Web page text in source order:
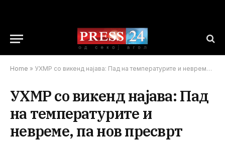
Home » УХМР со викенд најава: Пад на температурите и невреме, па нов пресврт
УХМР со викенд најава: Пад
на температурите и
невреме, па нов пресврт